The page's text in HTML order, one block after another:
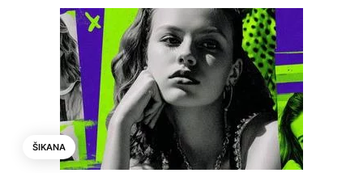
ŠIKANA